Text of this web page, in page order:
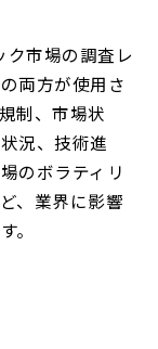
ク市場の調査レ
両方が使用さ
制、市場状
況、技術進
のボラティリ
、業界に影響
。